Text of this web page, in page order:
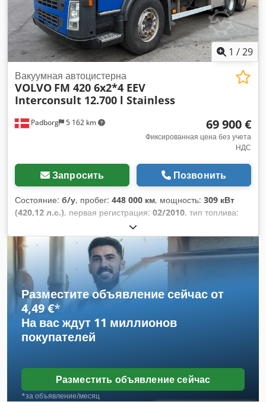
1 /29
Padborg 5 162 km
Вакуумная автоцистерна
VOLVO FM 420 6x2*4 EEV
Interconsult 12.700 l Stainless
69 900 €
Фиксированная цена без учета
НДС
Запросить Позвонить
Состояние: б/у, пробег: 448 000 км, мощность: 309 кВт
(420,12 л.с.), первая регистрация: 02/2010, тип топлива:
27 500 кг, конфигурация осей:
цвет:синий, тип передачи:автоматический, класс
выбросов:
, Год выпуска: , Оборудование:ABS,
кондиционер, отопитель стояночный,
Разместите объявление сейчас от
4,49 €*
На вас ждут 11 миллионов
покупателей
Разместить объявление сейчас
*за объявление/месяц